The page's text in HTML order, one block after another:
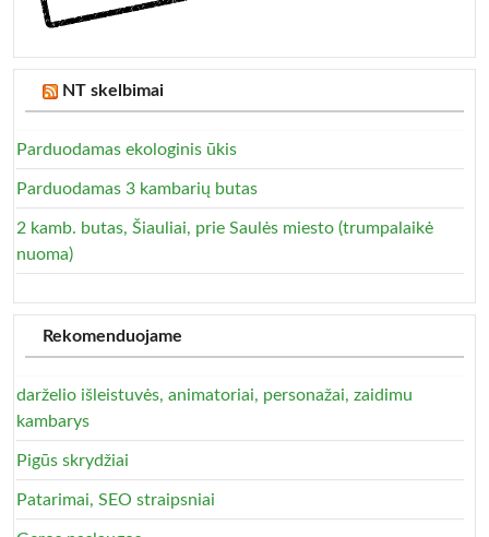
NT skelbimai
Parduodamas ekologinis ūkis
Parduodamas 3 kambarių butas
2 kamb. butas, Šiauliai, prie Saulės miesto (trumpalaikė
nuoma)
Rekomenduojame
darželio išleistuvės, animatoriai, personažai, zaidimu
kambarys
Pigūs skrydžiai
Patarimai, SEO straipsniai